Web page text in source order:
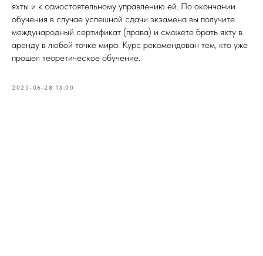
яхты и к самостоятельному управлению ей. По окончании
обучения в случае успешной сдачи экзамена вы получите
международный сертификат (права) и сможете брать яхту в
аренду в любой точке мира. Курс рекомендован тем, кто уже
прошел теоретическое обучение.
2025-06-28 13:00